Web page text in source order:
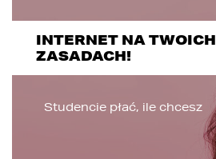
INTERNET NA TWOICH
ZASADACH!
Studencie płać, ile chcesz